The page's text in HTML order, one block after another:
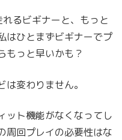
るビギナーと、もっと
はひとまずビギナーでプ
もっと早いかも？
変わりません。
ット機能がなくなってし
周回プレイの必要性はな